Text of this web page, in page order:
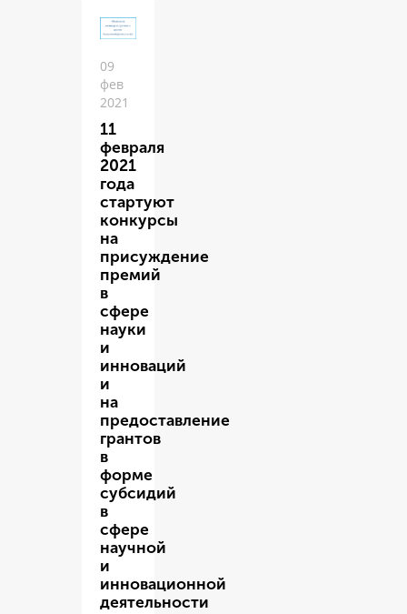
09
фев
2021
11
февраля
2021
года
стартуют
конкурсы
на
присуждение
премий
в
сфере
науки
и
инноваций
и
на
предоставление
грантов
в
форме
субсидий
в
сфере
научной
и
инновационной
деятельности